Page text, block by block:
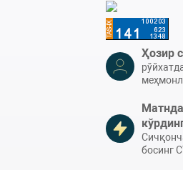
Ҳозир
босинг